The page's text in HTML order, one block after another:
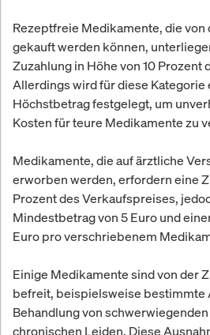
Rezeptfreie Medikamente, die
gekauft werden können,
Zuzahlung in Höhe von 10 Prozent
Allerdings wird für diese Kategorie
Höchstbetrag festgelegt, um
Kosten für teure Medikamente zu
Medikamente, die auf ärztliche
erworben werden, erfordern eine
Prozent des Verkaufspreises,
Mindestbetrag von 5 Euro und
Euro pro verschriebenem
Einige Medikamente sind von der
befreit, beispielsweise bestimmte
Behandlung von
chronischen Leiden. Diese